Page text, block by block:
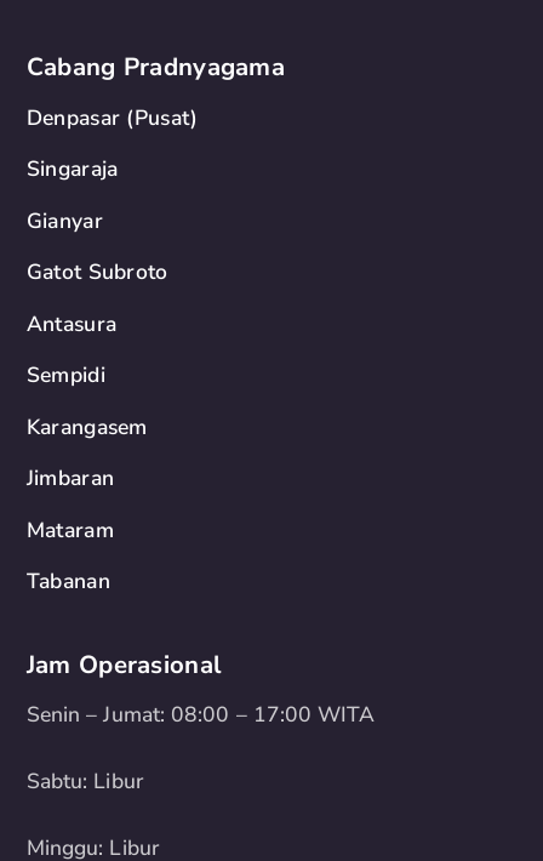
Cabang Pradnyagama
Denpasar (Pusat)
Singaraja
Gianyar
Gatot Subroto
Antasura
Sempidi
Karangasem
Jimbaran
Mataram
Tabanan
Jam Operasional
Senin – Jumat: 08:00 – 17:00 WITA
Sabtu: Libur
Minggu: Libur